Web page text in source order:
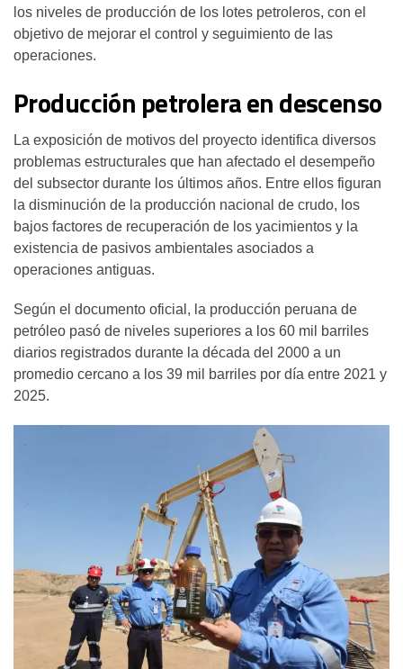
los niveles de producción de los lotes petroleros, con el
objetivo de mejorar el control y seguimiento de las
operaciones.
Producción petrolera en descenso
La exposición de motivos del proyecto identifica diversos
problemas estructurales que han afectado el desempeño
del subsector durante los últimos años. Entre ellos figuran
la disminución de la producción nacional de crudo, los
bajos factores de recuperación de los yacimientos y la
existencia de pasivos ambientales asociados a
operaciones antiguas.
Según el documento oficial, la producción peruana de
petróleo pasó de niveles superiores a los 60 mil barriles
diarios registrados durante la década del 2000 a un
promedio cercano a los 39 mil barriles por día entre 2021 y
2025.